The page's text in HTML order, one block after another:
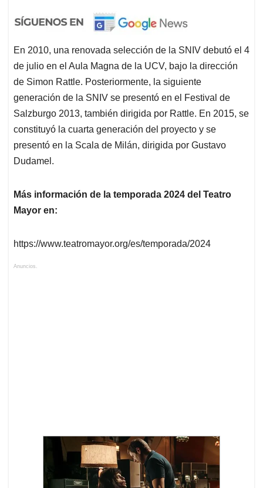
En 2010, una renovada selección de la SNIV debutó el 4
de julio en el Aula Magna de la UCV, bajo la dirección
de Simon Rattle. Posteriormente, la siguiente
generación de la SNIV se presentó en el Festival de
Salzburgo 2013, también dirigida por Rattle. En 2015, se
constituyó la cuarta generación del proyecto y se
presentó en la Scala de Milán, dirigida por Gustavo
Dudamel.
Más información de la temporada 2024 del Teatro
Mayor en:
https://www.teatromayor.org/es/temporada/2024
Anuncios.